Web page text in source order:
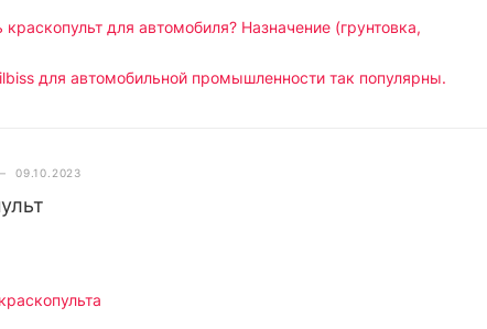
для автомобиля? Назначение (грунтовка,
для автомобильной промышленности так популярны.
09.10.2023